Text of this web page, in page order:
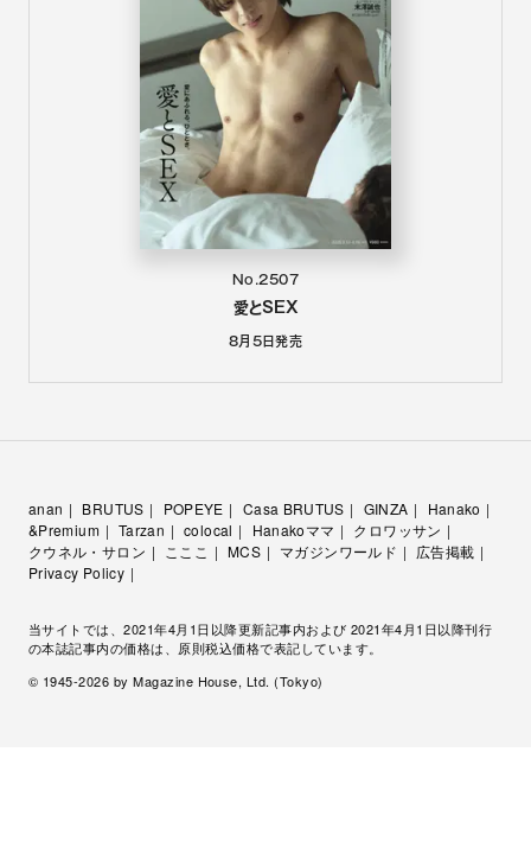
No.2507
愛とSEX
8月5日発売
anan BRUTUS POPEYE Casa BRUTUS GINZA
Hanako
&Premium
Tarzan colocal Hanakoママ
クロワッサン
クウネル・サロン
こここ MCS マガジンワールド
広告掲載
Privacy Policy
当サイトでは、2021年4月1日以降更新記事内および 2021年4月1日以降刊行
の本誌記事内の価格は、原則税込価格で表記しています。
© 1945-2026 by Magazine House, Ltd. (Tokyo)